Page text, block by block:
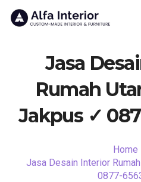
Jasa
Rumah
Jakpus ✓
Home
Jasa Desain Interior
0877-